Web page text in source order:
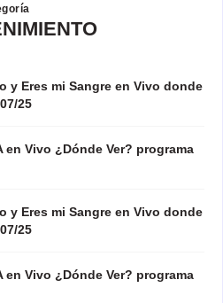
y Eres mi Sangre en Vivo donde
25
en Vivo ¿Dónde Ver? programa
y Eres mi Sangre en Vivo donde
25
en Vivo ¿Dónde Ver? programa